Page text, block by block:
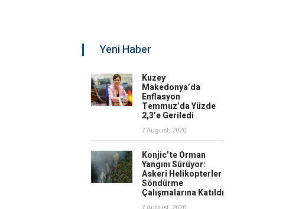
Yeni Haber
Kuzey
Makedonya’da
Enflasyon
Temmuz’da Yüzde
2,3’e Geriledi
7 August, 2026
Konjic’te Orman
Yangını Sürüyor:
Askeri Helikopterler
Söndürme
Çalışmalarına Katıldı
7 August, 2026